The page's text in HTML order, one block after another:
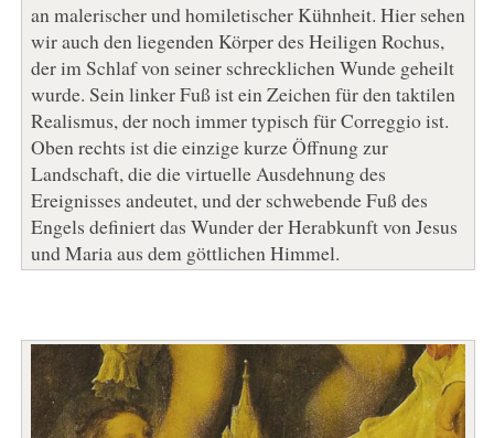
an malerischer und homiletischer Kühnheit. Hier sehen
wir auch den liegenden Körper des Heiligen Rochus,
der im Schlaf von seiner schrecklichen Wunde geheilt
wurde. Sein linker Fuß ist ein Zeichen für den taktilen
Realismus, der noch immer typisch für Correggio ist.
Oben rechts ist die einzige kurze Öffnung zur
Landschaft, die die virtuelle Ausdehnung des
Ereignisses andeutet, und der schwebende Fuß des
Engels definiert das Wunder der Herabkunft von Jesus
und Maria aus dem göttlichen Himmel.